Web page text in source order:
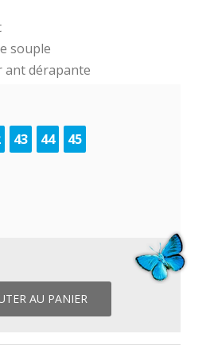
souple
ant dérapante
43 44
45
AU PANIER